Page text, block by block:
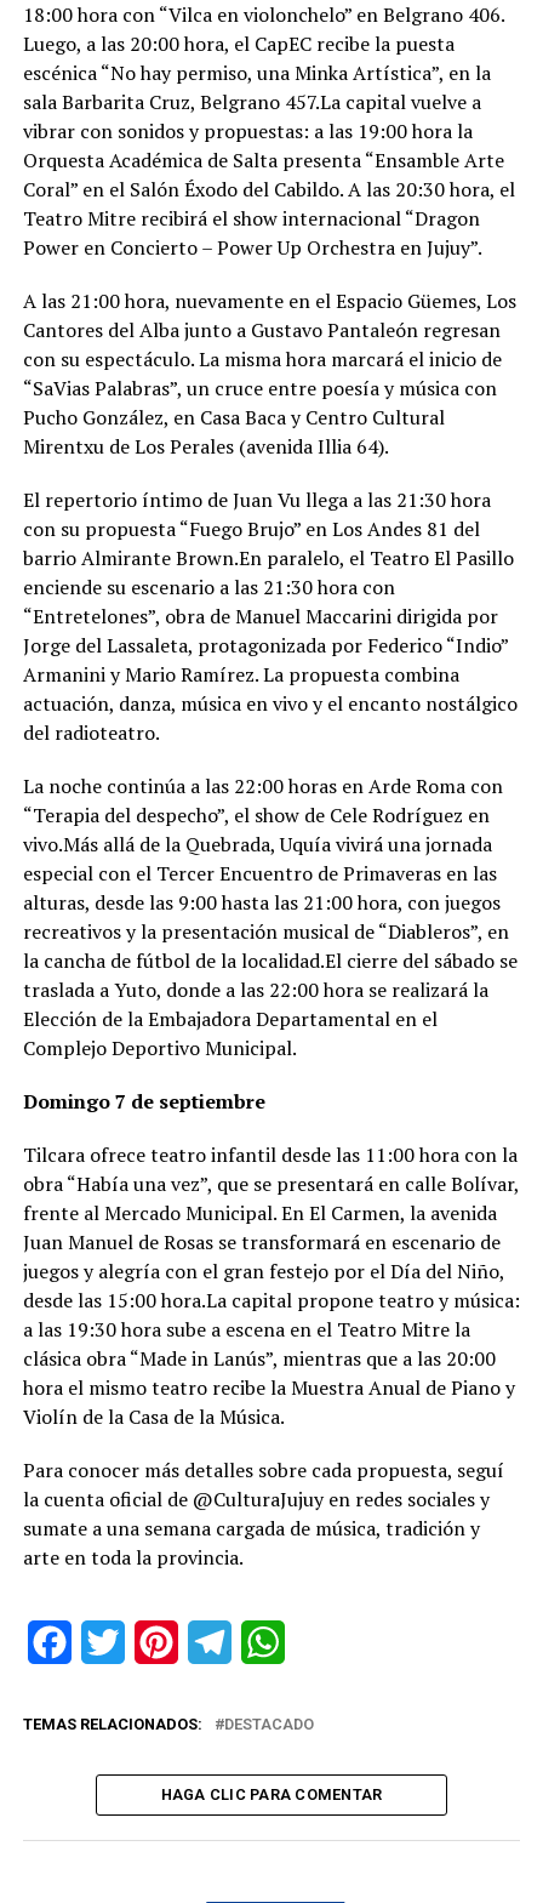
18:00 hora con “Vilca en violonchelo” en Belgrano 406.
Luego, a las 20:00 hora, el CapEC recibe la puesta
escénica “No hay permiso, una Minka Artística”, en la
sala Barbarita Cruz, Belgrano 457.La capital vuelve a
vibrar con sonidos y propuestas: a las 19:00 hora la
Orquesta Académica de Salta presenta “Ensamble Arte
Coral” en el Salón Éxodo del Cabildo. A las 20:30 hora, el
Teatro Mitre recibirá el show internacional “Dragon
Power en Concierto – Power Up Orchestra en Jujuy”.
A las 21:00 hora, nuevamente en el Espacio Güemes, Los
Cantores del Alba junto a Gustavo Pantaleón regresan
con su espectáculo. La misma hora marcará el inicio de
“SaVias Palabras”, un cruce entre poesía y música con
Pucho González, en Casa Baca y Centro Cultural
Mirentxu de Los Perales (avenida Illia 64).
El repertorio íntimo de Juan Vu llega a las 21:30 hora
con su propuesta “Fuego Brujo” en Los Andes 81 del
barrio Almirante Brown.En paralelo, el Teatro El Pasillo
enciende su escenario a las 21:30 hora con
“Entretelones”, obra de Manuel Maccarini dirigida por
Jorge del Lassaleta, protagonizada por Federico “Indio”
Armanini y Mario Ramírez. La propuesta combina
actuación, danza, música en vivo y el encanto nostálgico
del radioteatro.
La noche continúa a las 22:00 horas en Arde Roma con
“Terapia del despecho”, el show de Cele Rodríguez en
vivo.Más allá de la Quebrada, Uquía vivirá una jornada
especial con el Tercer Encuentro de Primaveras en las
alturas, desde las 9:00 hasta las 21:00 hora, con juegos
recreativos y la presentación musical de “Diableros”, en
la cancha de fútbol de la localidad.El cierre del sábado se
traslada a Yuto, donde a las 22:00 hora se realizará la
Elección de la Embajadora Departamental en el
Complejo Deportivo Municipal.
Domingo 7 de septiembre
Tilcara ofrece teatro infantil desde las 11:00 hora con la
obra “Había una vez”, que se presentará en calle Bolívar,
frente al Mercado Municipal. En El Carmen, la avenida
Juan Manuel de Rosas se transformará en escenario de
juegos y alegría con el gran festejo por el Día del Niño,
desde las 15:00 hora.La capital propone teatro y música:
a las 19:30 hora sube a escena en el Teatro Mitre la
clásica obra “Made in Lanús”, mientras que a las 20:00
hora el mismo teatro recibe la Muestra Anual de Piano y
Violín de la Casa de la Música.
Para conocer más detalles sobre cada propuesta, seguí
la cuenta oficial de @CulturaJujuy en redes sociales y
sumate a una semana cargada de música, tradición y
arte en toda la provincia.
FacebookTwitter PinterestTelegram
TEMAS RELACIONADOS: DESTACADO
HAGA CLIC PARA COMENTAR